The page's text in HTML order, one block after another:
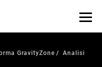
GravityZone
Analisi